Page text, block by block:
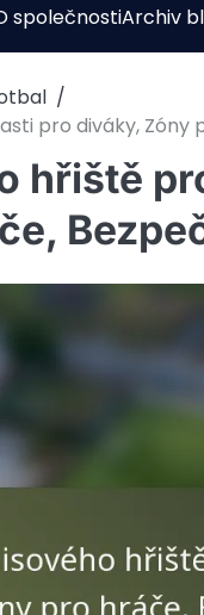
společnostiArchiv
pro diváky, Zóny
hřiště